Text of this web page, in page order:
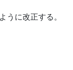
に改正する。